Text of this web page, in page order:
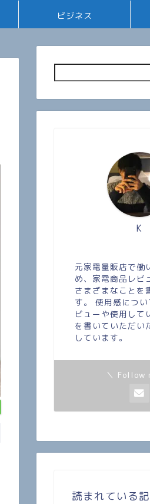
ビジネス
K
元家電量販店で働
め、家電商品レビ
さまざまなことを
す。 使用感につい
ビューや使用して
を書いていただい
しています。
＼ Follow
読まれている